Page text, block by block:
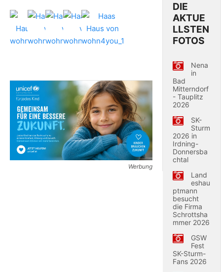
Werbung
DIE
AKTUE
LLSTEN
FOTOS
Nena
in
Bad
Mitterndorf
- Tauplitz
2026
SK-
Sturm
2026 in
Irdning-
Donnersba
chtal
Land
eshau
ptmann
besucht
die Firma
Schrottsha
mmer 2026
GSW
Fest
SK-Sturm-
Fans 2026